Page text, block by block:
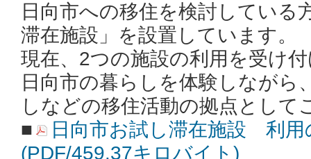
日向市への移住を検討している
滞在施設」を設置しています。
現在、2つの施設の利用を受け
日向市の暮らしを体験しながら
しなどの移住活動の拠点として
■
日向市お試し滞在施設 利用
(PDF/459.37キロバイト)